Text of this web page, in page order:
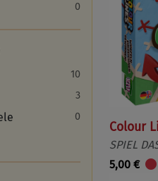
0
10
3
0
Colour
SPIEL
5,00 €